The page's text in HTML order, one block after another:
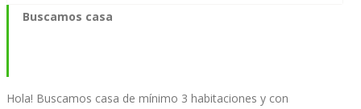
Buscamos casa
Hola! Buscamos casa de mínimo 3 habitaciones y con